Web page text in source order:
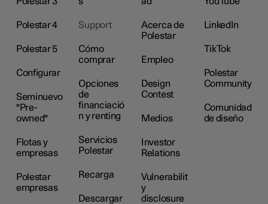
Polestar 4
Polestar 5
Configurar
Seminuevo
"Pre-
owned"
Flotas y
empresas
Polestar
empresas
Support
Cómo
comprar
Opciones
de
financiació
n y renting
Servicios
Polestar
Recarga
Descargar
Acerca de
Polestar
Empleo
Design
Contest
Medios
Investor
Relations
Vulnerabilit
y
disclosure
LinkedIn
TikTok
Polestar
Community
Comunidad
de diseño